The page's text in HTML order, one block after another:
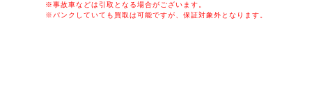
※事故車などは引取となる場合がございます。
※パンクしていても買取は可能ですが、保証対象外となります。